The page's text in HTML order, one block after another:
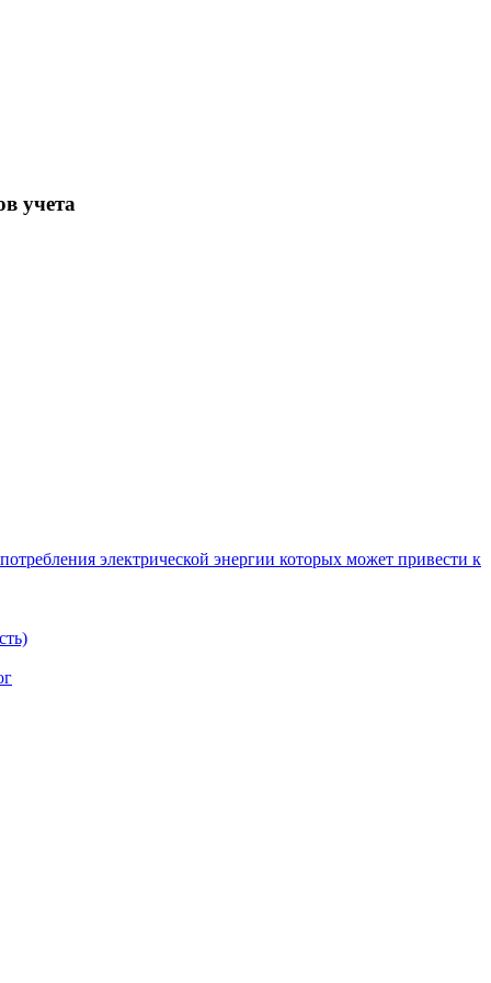
учета
электрической энергии которых может привести к